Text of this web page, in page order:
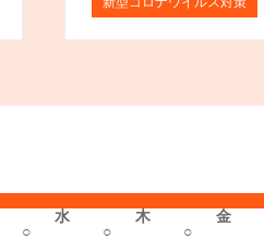
水 木 金
○
○ ○